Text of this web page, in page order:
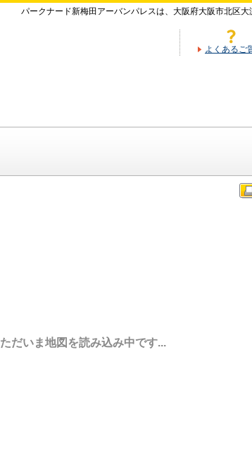
パークナード新梅田アーバンパレスは、大阪府大阪市北区
よくあるご
ただいま地図を読み込み中です...